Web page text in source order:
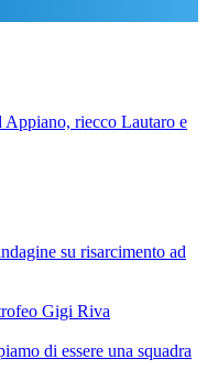
Appiano, riecco Lautaro e
su risarcimento ad
Gigi Riva
di essere una squadra